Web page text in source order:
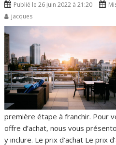
Publié le 26 juin 2022 à 21:20
jacques
première étape à franchir. Pour
offre d’achat, nous vous
y inclure. Le prix d’achat Le prix